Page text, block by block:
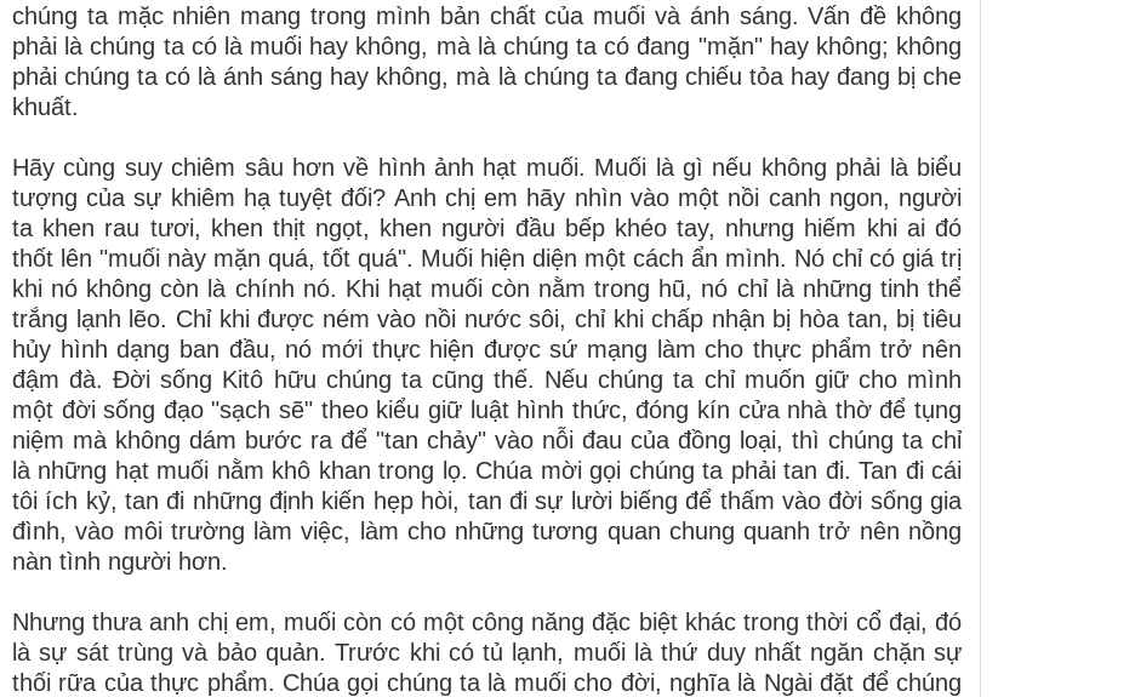
chúng ta mặc nhiên mang trong mình bản chất của muối và ánh sáng. Vấn đề không
phải là chúng ta có là muối hay không, mà là chúng ta có đang "mặn" hay không; không
phải chúng ta có là ánh sáng hay không, mà là chúng ta đang chiếu tỏa hay đang bị che
khuất.
Hãy cùng suy chiêm sâu hơn về hình ảnh hạt muối. Muối là gì nếu không phải là biểu
tượng của sự khiêm hạ tuyệt đối? Anh chị em hãy nhìn vào một nồi canh ngon, người
ta khen rau tươi, khen thịt ngọt, khen người đầu bếp khéo tay, nhưng hiếm khi ai đó
thốt lên "muối này mặn quá, tốt quá". Muối hiện diện một cách ẩn mình. Nó chỉ có giá trị
khi nó không còn là chính nó. Khi hạt muối còn nằm trong hũ, nó chỉ là những tinh thể
trắng lạnh lẽo. Chỉ khi được ném vào nồi nước sôi, chỉ khi chấp nhận bị hòa tan, bị tiêu
hủy hình dạng ban đầu, nó mới thực hiện được sứ mạng làm cho thực phẩm trở nên
đậm đà. Đời sống Kitô hữu chúng ta cũng thế. Nếu chúng ta chỉ muốn giữ cho mình
một đời sống đạo "sạch sẽ" theo kiểu giữ luật hình thức, đóng kín cửa nhà thờ để tụng
niệm mà không dám bước ra để "tan chảy" vào nỗi đau của đồng loại, thì chúng ta chỉ
là những hạt muối nằm khô khan trong lọ. Chúa mời gọi chúng ta phải tan đi. Tan đi cái
tôi ích kỷ, tan đi những định kiến hẹp hòi, tan đi sự lười biếng để thấm vào đời sống gia
đình, vào môi trường làm việc, làm cho những tương quan chung quanh trở nên nồng
nàn tình người hơn.
Nhưng thưa anh chị em, muối còn có một công năng đặc biệt khác trong thời cổ đại, đó
là sự sát trùng và bảo quản. Trước khi có tủ lạnh, muối là thứ duy nhất ngăn chặn sự
thối rữa của thực phẩm. Chúa gọi chúng ta là muối cho đời, nghĩa là Ngài đặt để chúng